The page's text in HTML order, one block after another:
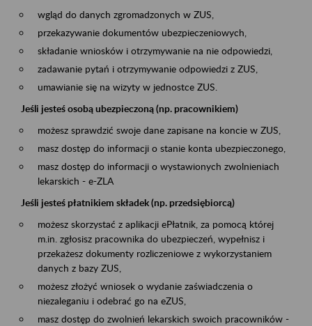
wgląd do danych zgromadzonych w ZUS,
przekazywanie dokumentów ubezpieczeniowych,
składanie wniosków i otrzymywanie na nie odpowiedzi,
zadawanie pytań i otrzymywanie odpowiedzi z ZUS,
umawianie się na wizyty w jednostce ZUS.
Jeśli jesteś osobą ubezpieczoną (np. pracownikiem)
możesz sprawdzić swoje dane zapisane na koncie w ZUS,
masz dostęp do informacji o stanie konta ubezpieczonego,
masz dostęp do informacji o wystawionych zwolnieniach
lekarskich - e-ZLA
Jeśli jesteś płatnikiem składek (np. przedsiębiorcą)
możesz skorzystać z aplikacji ePłatnik, za pomocą której
m.in. zgłosisz pracownika do ubezpieczeń, wypełnisz i
przekażesz dokumenty rozliczeniowe z wykorzystaniem
danych z bazy ZUS,
możesz złożyć wniosek o wydanie zaświadczenia o
niezaleganiu i odebrać go na eZUS,
masz dostęp do zwolnień lekarskich swoich pracowników -